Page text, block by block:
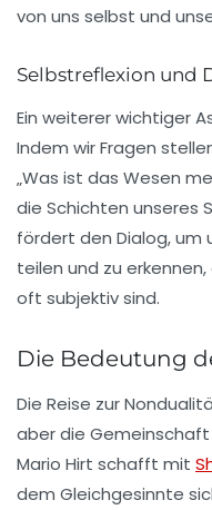
von uns selbst und
Selbstreflexion und
Ein weiterer wichtiger
Indem wir Fragen
„Was ist das Wesen
die Schichten unseres
fördert den Dialog, um
teilen und zu
oft subjektiv sind.
Die Bedeutung
Die Reise zur
aber die
Mario Hirt schafft mit
dem Gleichgesinnte